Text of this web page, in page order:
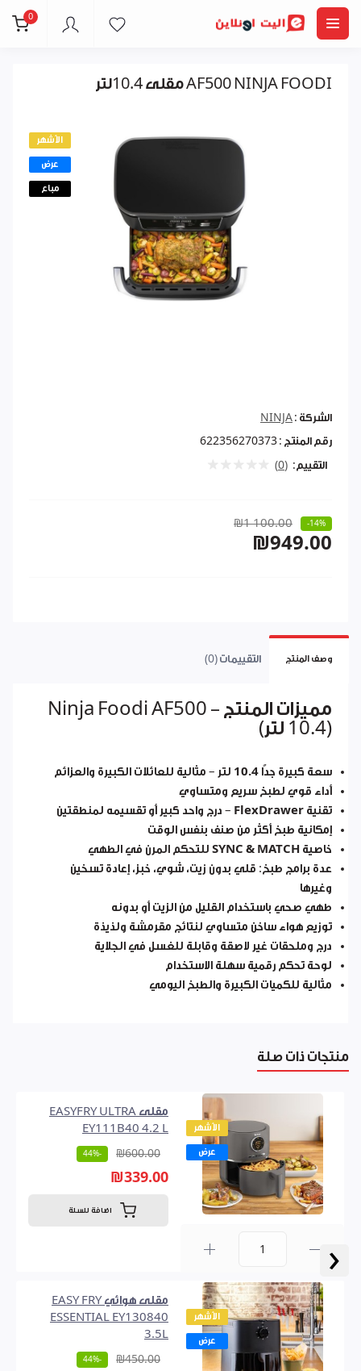
0
‹
مقلى 10.4لتر AF500 NINJA FOODI
الأشهر
عرض
مباع
الشركة : NINJA
رقم المنتج : 622356270373
التقييم: (0)
₪1 100.00 -14%
₪949.00
وصف المنتج التقييمات (0)
مميزات المنتج – Ninja Foodi AF500
(10.4 لتر)
سعة كبيرة جدًا 10.4 لتر
– مثالية للعائلات الكبيرة والعزائم
أداء قوي لطبخ سريع ومتساوي
تقنية FlexDrawer – درج واحد كبير أو تقسيمه لمنطقتين
إمكانية طبخ أكثر من صنف بنفس الوقت
خاصية SYNC & MATCH للتحكم المرن في الطهي
عدة برامج طبخ: قلي بدون زيت، شوي، خبز، إعادة تسخين
وغيرها
طهي صحي باستخدام القليل من الزيت أو بدونه
توزيع هواء ساخن متساوي لنتائج مقرمشة ولذيذة
درج وملحقات غير لاصقة وقابلة للغسل في الجلاية
لوحة تحكم رقمية سهلة الاستخدام
مثالية للكميات الكبيرة والطبخ اليومي
منتجات ذات صلة
الأشهر
عرض
مقلى EASYFRY ULTRA
EY111B40 4.2 L
₪600.00
-44%
₪339.00
اضافة للسلة
الأشهر
عرض
مقلى هوائي EASY FRY
ESSENTIAL EY130840
3.5L
₪450.00
-44%